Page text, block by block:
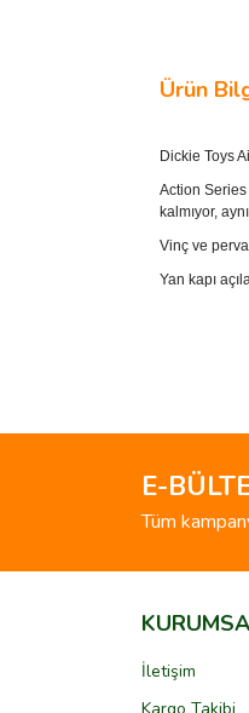
Ürün
Dickie Toys
Action
kalmıyor,
Vinç ve
Yan kapı
Ürün
Bu
E-
Tüm
İletişim